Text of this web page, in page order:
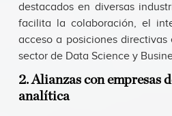
destacados en diversas
facilita la colaboración, el
acceso a posiciones directivas
sector de Data Science y
2. Alianzas con empresas
analítica